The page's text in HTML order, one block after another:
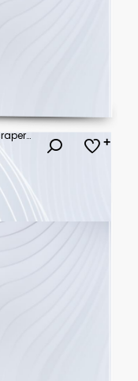
Dynamic urban scene with glass skyscrapers, brick office building and pedestrian bridge in blue light